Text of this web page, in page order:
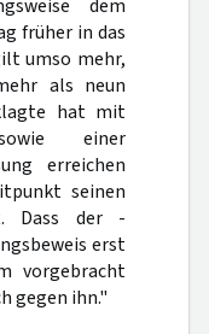
dem
früher in das
umso mehr,
als neun
hat mit
einer
erreichen
seinen
Dass der -
erst
vorgebracht
gegen ihn."